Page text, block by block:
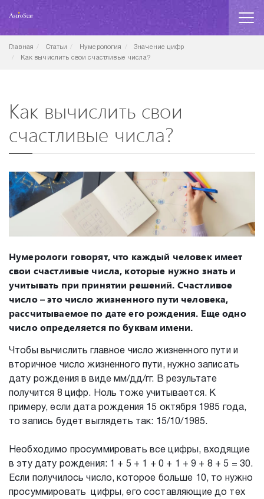
Главная Статьи Нумерология
Значение цифр
Как вычислить свои счастливые числа?
Как вычислить свои
счастливые числа?
Нумерологи говорят, что каждый человек имеет
свои счастливые числа, которые нужно знать и
учитывать при принятии решений. Счастливое
число – это число жизненного пути человека,
рассчитываемое по дате его рождения. Еще одно
число определяется по буквам имени.
Чтобы вычислить главное число жизненного пути и
вторичное число жизненного пути, нужно записать
дату рождения в виде мм/дд/гг. В результате
получится 8 цифр. Ноль тоже учитывается. К
примеру, если дата рождения 15 октября 1985 года,
то запись будет выглядеть так: 15/10/1985.
Необходимо просуммировать все цифры, входящие
в эту дату рождения: 1 + 5 + 1 + 0 + 1 + 9 + 8 + 5 = 30.
Если получилось число, которое больше 10, то нужно
просуммировать цифры, его составляющие до тех